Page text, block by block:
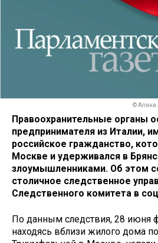
© Алина
Правоохранительные органы
предпринимателя из Италии,
российское гражданство,
Москве и удерживался в
злоумышленниками. Об этом
столичное следственное
Следственного комитета в
По данным следствия, 28 июня
находясь вблизи жилого дома